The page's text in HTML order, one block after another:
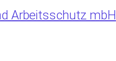
Arbeitsschutz mbH